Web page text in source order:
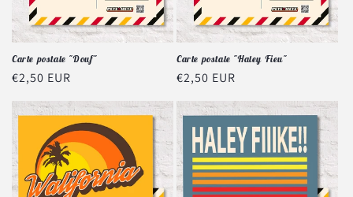
Carte postale "Douf"
Prix
€2,50 EUR
Carte postale "Haley Fieu"
Prix
€2,50 EUR